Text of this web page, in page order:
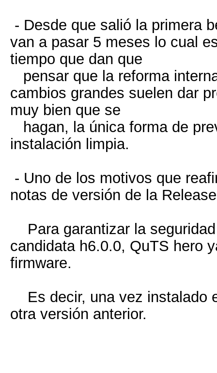
- Desde que salió la primera
van a pasar 5 meses lo cual
tiempo que dan que
pensar que la reforma
cambios grandes suelen dar
muy bien que se
hagan, la única forma de
instalación limpia.
- Uno de los motivos que
notas de versión de la
Para garantizar la
candidata h6.0.0, QuTS hero
firmware.
Es decir, una vez instalado
otra versión anterior.